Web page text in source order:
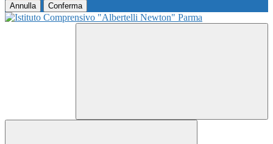
Annulla Conferma